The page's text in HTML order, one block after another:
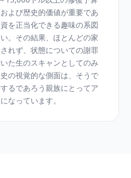
よび歴史的価値が重要であ
を正当化できる趣味の系図
。その結果、ほとんどの家
れず、状態についての謝罪
た生のスキャンとしてのみ
の視覚的な側面は、そうで
るであろう親族にとってア
なっています。